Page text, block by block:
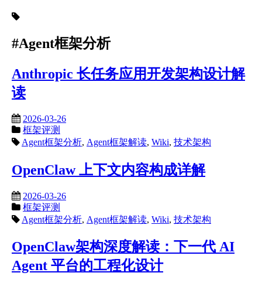
#Agent框架分析
Anthropic 长任务应用开发架构设计解
读
2026-03-26
框架评测
Agent框架分析, Agent框架解读, Wiki, 技术架构
OpenClaw 上下文内容构成详解
2026-03-26
框架评测
Agent框架分析, Agent框架解读, Wiki, 技术架构
OpenClaw架构深度解读：下一代 AI
Agent 平台的工程化设计